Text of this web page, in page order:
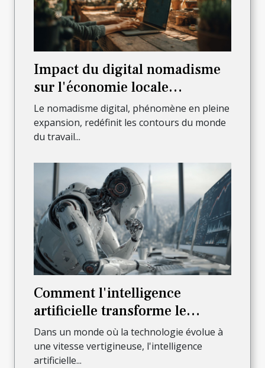
Impact du digital nomadisme
sur l'économie locale
perspectives pour les
entrepreneurs
Le nomadisme digital, phénomène en pleine
expansion, redéfinit les contours du monde
du travail...
Comment l'intelligence
artificielle transforme le
secteur des services financiers
en 2023
Dans un monde où la technologie évolue à
une vitesse vertigineuse, l'intelligence
artificielle...